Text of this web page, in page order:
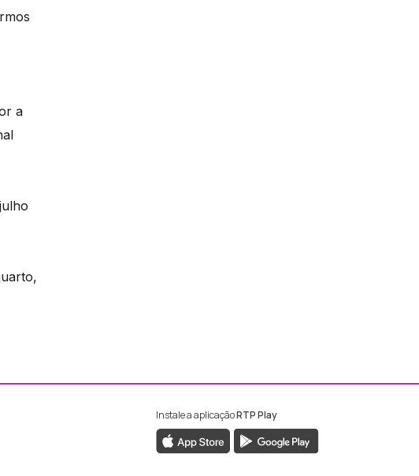
a
Facebook da RTP Madeira
ao Instagram da RTP Madeira
Instale a aplicaçãoRTP Play